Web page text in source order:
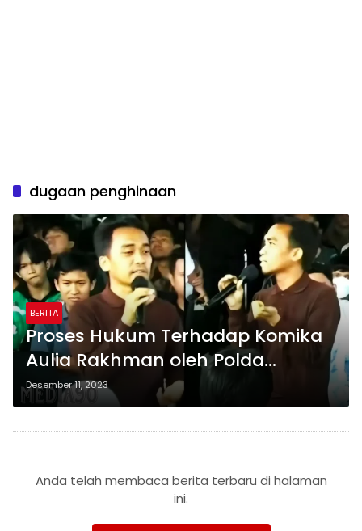
dugaan penghinaan
BERITA
Proses Hukum Terhadap Komika
Aulia Rakhman oleh Polda
Lampung, Timnas AMIN Bersiap
Menyokong
Desember 11, 2023
Anda telah membaca berita terbaru di halaman
ini.